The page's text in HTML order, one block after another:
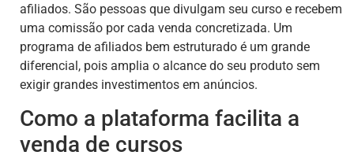
afiliados. São pessoas que divulgam seu curso e recebem
uma comissão por cada venda concretizada. Um
programa de afiliados bem estruturado é um grande
diferencial, pois amplia o alcance do seu produto sem
exigir grandes investimentos em anúncios.
Como a plataforma facilita a
venda de cursos